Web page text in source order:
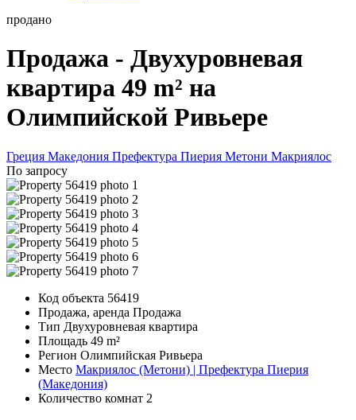
продано
Продажа - Двухуровневая
квартира 49 m² на
Олимпийской Ривьере
Греция Македония Префектура Пиерия Метони Макриялос
По запросу
Код объекта 56419
Продажа, аренда Продажа
Тип Двухуровневая квартира
Площадь 49 m²
Регион Олимпийская Ривьера
Место Макриялос (Метони) | Префектура Пиерия
(Македония)
Количество комнат 2